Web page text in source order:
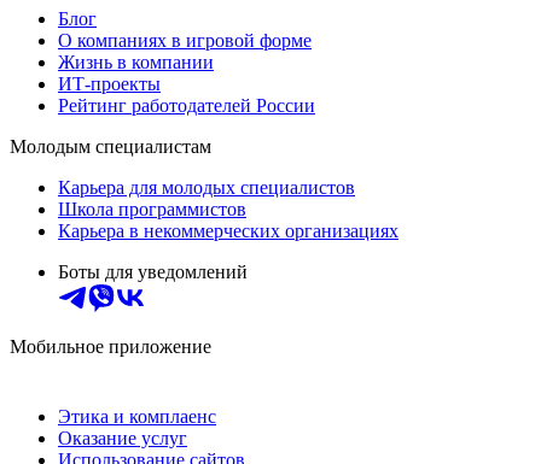
Блог
О компаниях в игровой форме
Жизнь в компании
ИТ-проекты
Рейтинг работодателей России
Молодым специалистам
Карьера для молодых специалистов
Школа программистов
Карьера в некоммерческих организациях
Боты для уведомлений
Мобильное приложение
Этика и комплаенс
Оказание услуг